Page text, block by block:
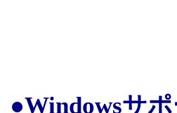
●Windowsサ